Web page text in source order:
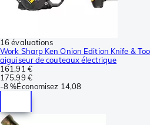
16 évaluations
Work Sharp Ken Onion Edition Knife &
aiguiseur de couteaux électrique
161,91 €
175,99 €
-8 %Économisez 14,08